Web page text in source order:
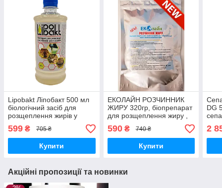
Lipobakt Ліпобакт 500 мл
біологічний засіб для
розщеплення жирів у
жироуловлювачах
599 ₴ 705 ₴
Купити
ЕКОЛАЙН РОЗЧИННИК
ЖИРУ 320гр, біопрепарат
для розщеплення жиру ,
590₴ 740 ₴
Купити
DG
2
Акційні пропозиції та новинки